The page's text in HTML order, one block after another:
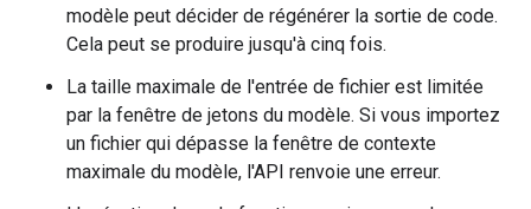
modèle peut décider de régénérer la sortie de code.
Cela peut se produire jusqu'à cinq fois.
La taille maximale de l'entrée de fichier est limitée
par la fenêtre de jetons du modèle. Si vous importez
un fichier qui dépasse la fenêtre de contexte
maximale du modèle, l'API renvoie une erreur.